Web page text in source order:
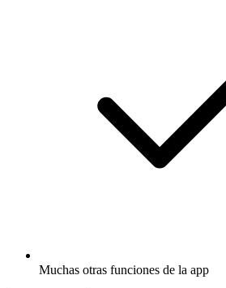
Muchas otras funciones de la app